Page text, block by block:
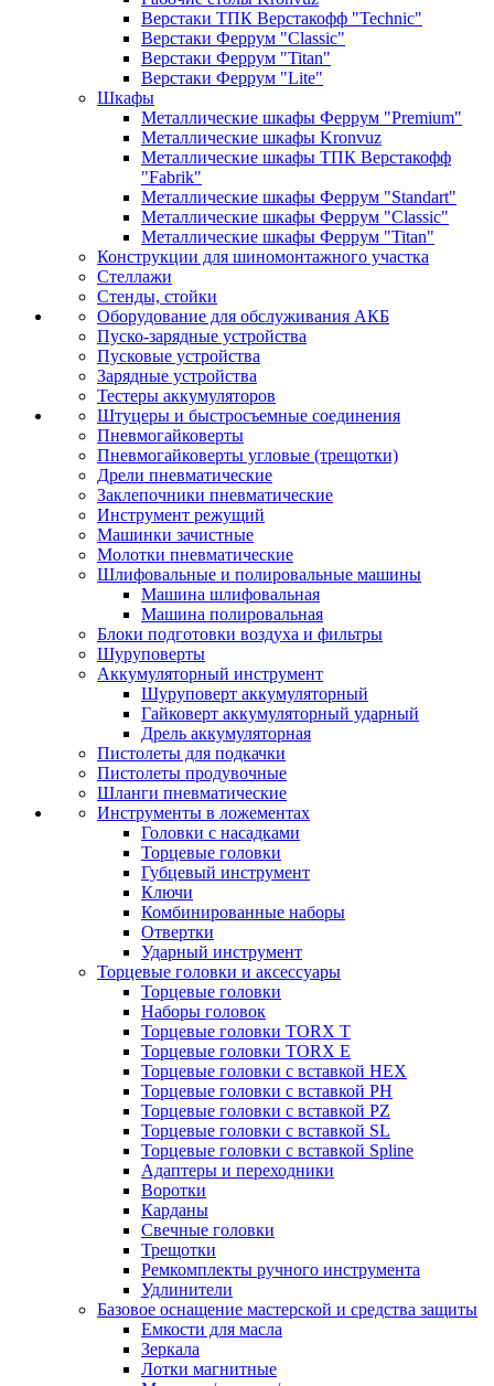
Верстаки ТПК Верстакофф "Technic"
Верстаки Феррум "Classic"
Верстаки Феррум "Titan"
Верстаки Феррум "Lite"
Шкафы
Металлические шкафы Феррум "Premium"
Металлические шкафы Kronvuz
Металлические шкафы ТПК Верстакофф
"Fabrik"
Металлические шкафы Феррум "Standart"
Металлические шкафы Феррум "Classic"
Металлические шкафы Феррум "Titan"
Конструкции для шиномонтажного участка
Стеллажи
Стенды, стойки
Оборудование для обслуживания АКБ
Пуско-зарядные устройства
Пусковые устройства
Зарядные устройства
Тестеры аккумуляторов
Штуцеры и быстросъемные соединения
Пневмогайковерты
Пневмогайковерты угловые (трещотки)
Дрели пневматические
Заклепочники пневматические
Инструмент режущий
Машинки зачистные
Молотки пневматические
Шлифовальные и полировальные машины
Машина шлифовальная
Машина полировальная
Блоки подготовки воздуха и фильтры
Шуруповерты
Аккумуляторный инструмент
Шуруповерт аккумуляторный
Гайковерт аккумуляторный ударный
Дрель аккумуляторная
Пистолеты для подкачки
Пистолеты продувочные
Шланги пневматические
Инструменты в ложементах
Головки с насадками
Торцевые головки
Губцевый инструмент
Ключи
Комбинированные наборы
Отвертки
Ударный инструмент
Торцевые головки и аксессуары
Торцевые головки
Наборы головок
Торцевые головки TORX T
Торцевые головки TORX Е
Торцевые головки с вставкой HEX
Торцевые головки с вставкой PH
Торцевые головки с вставкой PZ
Торцевые головки с вставкой SL
Торцевые головки с вставкой Spline
Адаптеры и переходники
Воротки
Карданы
Свечные головки
Трещотки
Ремкомплекты ручного инструмента
Удлинители
Базовое оснащение мастерской и средства защиты
Емкости для масла
Зеркала
Лотки магнитные